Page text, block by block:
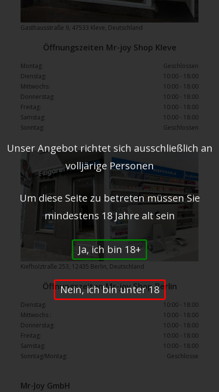
Mr-Joy GmbH
Gasthausstraße 9, 47533 Kleve, Deutschland
Kiefholztraße 253, 12435 Berlin, Deutschland
Öffnungszeiten Mr-joy Shop Kleve
Montag:
Geschlossen
Dienstag:
10:00 - 18:00
Mittwochs:
10:00 - 18:00
Donnerstag:
10:00 - 18:00
Freitag:
10:00 - 18:00
Samstag:
10:00 - 18:00
Sonntag:
Geschlossen
Öffnungszeiten Mr-joy Shop Berlin
Dienstag:
10:00 - 18:00
Mittwochs :
10:00 - 18:00
Donnerstag:
10:00 - 18:00
Freitag:
10:00 - 18:00
Samstag:
10:00 - 18:00
Sonntag/Montag:
Geschlosse
Unser Angebot richtet sich ausschließlich an
volljärige Personen
Um diese Seite zu betreten müssen Sie
mindestens 18 Jahre alt sein
Ja, ich bin 18+
Nein, ich bin unter 18